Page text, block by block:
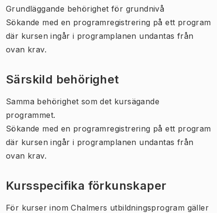
Grundläggande behörighet för grundnivå
Sökande med en programregistrering på ett program
där kursen ingår i programplanen undantas från
ovan krav.
Särskild behörighet
Samma behörighet som det kursägande
programmet.
Sökande med en programregistrering på ett program
där kursen ingår i programplanen undantas från
ovan krav.
Kursspecifika förkunskaper
För kurser inom Chalmers utbildningsprogram gäller